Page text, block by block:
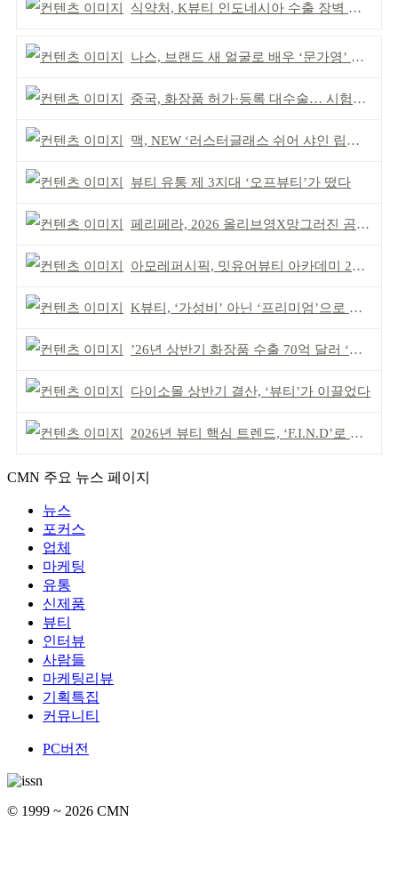
식약처, K뷰티 인도네시아 수출 장벽 완화 성과
나스, 브랜드 새 얼굴로 배우 ‘문가영’ 발탁
중국, 화장품 허가·등록 대수술… 시험자료 공용 허용
맥, NEW ‘러스터글래스 쉬어 샤인 립스틱’ 출시
뷰티 유통 제 3지대 ‘오프뷰티’가 떴다
페리페라, 2026 올리브영X망그러진 곰 콜라보
아모레퍼시픽, 밋유어뷰티 아카데미 2기 발대식
K뷰티, ‘가성비’ 아닌 ‘프리미엄’으로 승부걸어야
’26년 상반기 화장품 수출 70억 달러 ‘역대 최고’
다이소몰 상반기 결산, ‘뷰티’가 이끌었다
2026년 뷰티 핵심 트렌드, ‘F.I.N.D’로 읽는다
CMN 주요 뉴스 페이지
뉴스
포커스
업체
마케팅
유통
신제품
뷰티
인터뷰
사람들
마케팅리뷰
기획특집
커뮤니티
PC버전
© 1999 ~ 2026 CMN